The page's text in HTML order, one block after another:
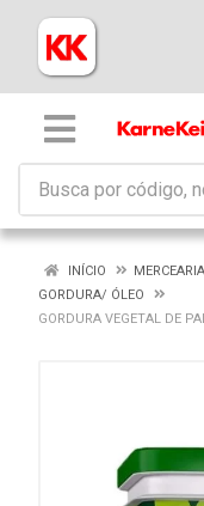
INÍCIO
GORDURA/ ÓLEO
GORDURA VEGETAL DE